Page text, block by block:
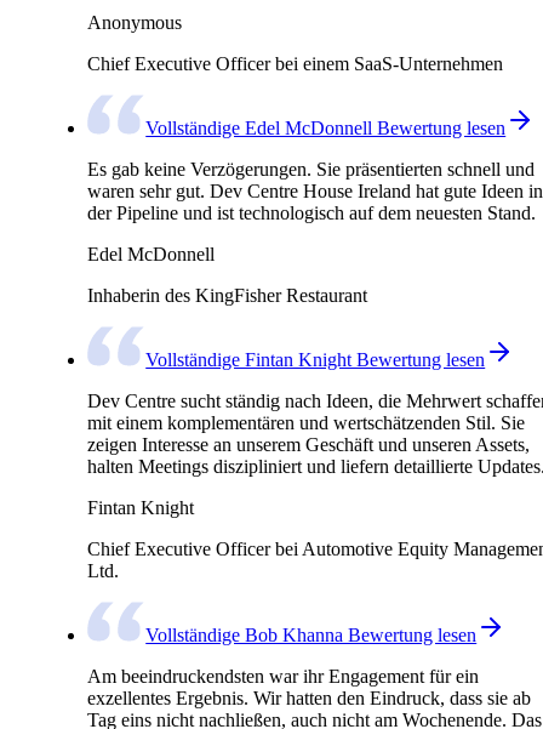
Anonymous
Chief Executive Officer bei einem SaaS-Unternehmen
Vollständige Edel McDonnell Bewertung lesen
Es gab keine Verzögerungen. Sie präsentierten schnell und
waren sehr gut. Dev Centre House Ireland hat gute Ideen in
der Pipeline und ist technologisch auf dem neuesten Stand.
Edel McDonnell
Inhaberin des KingFisher Restaurant
Vollständige Fintan Knight Bewertung lesen
Dev Centre sucht ständig nach Ideen, die Mehrwert
mit einem komplementären und wertschätzenden Stil. Sie
zeigen Interesse an unserem Geschäft und unseren Assets,
halten Meetings diszipliniert und liefern detaillierte
Fintan Knight
Chief Executive Officer bei Automotive Equity
Ltd.
Vollständige Bob Khanna Bewertung lesen
Am beeindruckendsten war ihr Engagement für ein
exzellentes Ergebnis. Wir hatten den Eindruck, dass sie ab
Tag eins nicht nachließen, auch nicht am Wochenende. Das